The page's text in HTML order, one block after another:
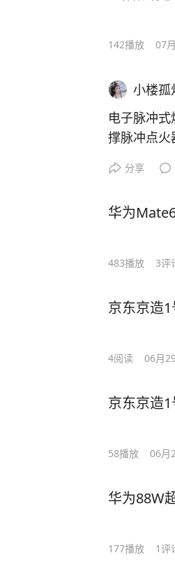
142播放 07
小楼孤
电子脉冲
撑脉冲点
约67mΩ，
值为
分享
华为
483播放 3评
京东京造
4阅读 06月
京东京造
58播放 06月
华为88W
177播放 1评